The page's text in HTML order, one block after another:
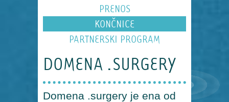
PRENOS
KONČNICE
PARTNERSKI PROGRAM
DOMENA .SURGERY
Domena .surgery je ena od